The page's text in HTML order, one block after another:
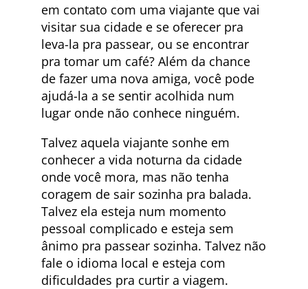
em contato com uma viajante que vai
visitar sua cidade e se oferecer pra
leva-la pra passear, ou se encontrar
pra tomar um café? Além da chance
de fazer uma nova amiga, você pode
ajudá-la a se sentir acolhida num
lugar onde não conhece ninguém.
Talvez aquela viajante sonhe em
conhecer a vida noturna da cidade
onde você mora, mas não tenha
coragem de sair sozinha pra balada.
Talvez ela esteja num momento
pessoal complicado e esteja sem
ânimo pra passear sozinha. Talvez não
fale o idioma local e esteja com
dificuldades pra curtir a viagem.